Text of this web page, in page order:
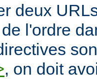
deux
l'ordre
, on doit